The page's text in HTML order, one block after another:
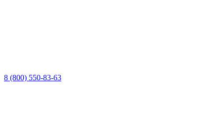
8 (800) 550-83-63